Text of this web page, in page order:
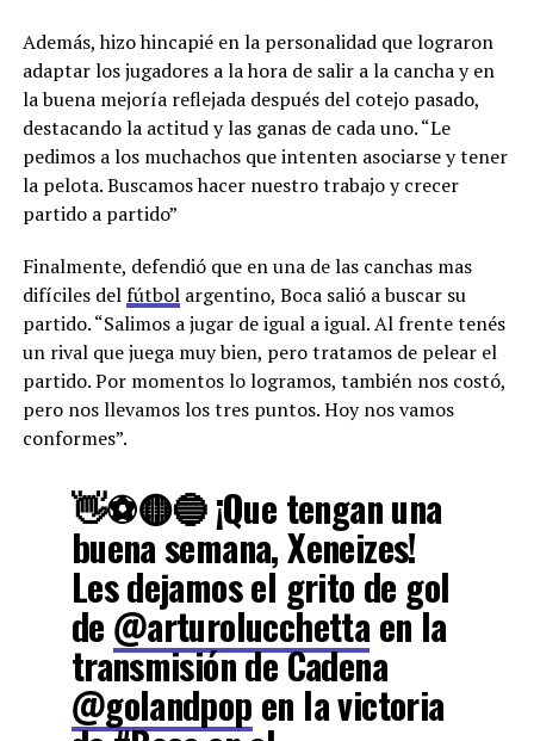
Además, hizo hincapié en la personalidad que lograron
adaptar los jugadores a la hora de salir a la cancha y en
la buena mejoría reflejada después del cotejo pasado,
destacando la actitud y las ganas de cada uno. “Le
pedimos a los muchachos que intenten asociarse y tener
la pelota. Buscamos hacer nuestro trabajo y crecer
partido a partido”
Finalmente, defendió que en una de las canchas mas
difíciles delfútbolargentino, Boca salió a buscar su
partido. “Salimos a jugar de igual a igual. Al frente tenés
un rival que juega muy bien, pero tratamos de pelear el
partido. Por momentos lo logramos, también nos costó,
pero nos llevamos los tres puntos. Hoy nos vamos
conformes”.
👋⚽️🟡🔵 ¡Que tengan una
buena semana, Xeneizes!
Les dejamos el grito de gol
de @arturolucchettaen la
transmisión de Cadena
@golandpop en la victoria